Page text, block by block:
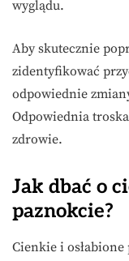
wyglądu.
Aby skutecznie
zidentyfikować
odpowiednie
Odpowiednia
zdrowie.
Jak dbać o
paznokcie?
Cienkie i osłabione